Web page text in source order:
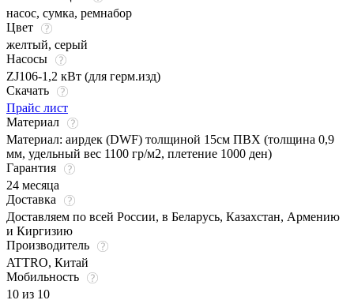
насос, сумка, ремнабор
Цвет
желтый, серый
Насосы
ZJ106-1,2 кВт (для герм.изд)
Скачать
Прайс лист
Материал
Материал: аирдек (DWF) толщиной 15см ПВХ (толщина 0,9
мм, удельный вес 1100 гр/м2, плетение 1000 ден)
Гарантия
24 месяца
Доставка
Доставляем по всей России, в Беларусь, Казахстан, Армению
и Киргизию
Производитель
ATTRO, Китай
Мобильность
10 из 10